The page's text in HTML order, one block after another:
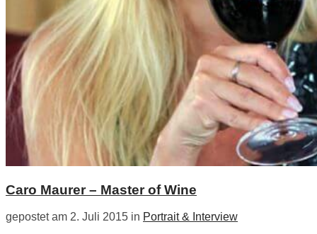
Caro Maurer – Master of Wine
gepostet am 2. Juli 2015 in Portrait & Interview